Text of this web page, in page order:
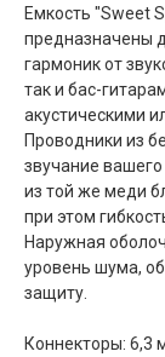
Емкость "Sweet
предназначены
гармоник от
так и бас-
акустическими
Проводники из
звучание
из той же меди
при этом
Наружная
уровень шума,
защиту.
Коннекторы: 6,3